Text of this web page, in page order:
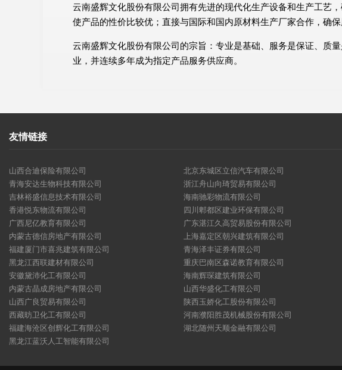
云南盛辉文化股份有限公司拥有先进的现代化生产设备和生产工艺
使产品的性价比较优；直接与国际和国内原材料生产厂家合作，确
云南盛辉文化股份有限公司的宗旨：专业是基础、服务是保证、质
业，并连续多年成为指定产品服务供应商。
友情链接
山西合迪保险有限公司 北京东城区立信汽车有限公司
青海安达生物科技有限公司
浙江舟山向琦贸易有限公司
吉林裕盛信息技术有限公司
海南驰彩物流有限公司
香港悦东物流有限公司
四川郫都区建业环保有限公司
广西尼亿教育有限公司
广东湛江久高贸易股份有限公司
内蒙古德信房地产有限公司
上海嘉定区朝兴建筑有限公司
福建厦门市喜兆建筑有限公司
青海泽丰证券有限公司
黑龙江西联建材有限公司
重庆巴南区森诺教育有限公司
安徽黛沛化工有限公司
海南辉琛建筑有限公司
内蒙古晶成房地产有限公司
山西华盛化工有限公司
山西广良贸易有限公司
陕西玉娇化工股份有限公司
西藏昉卫化工有限公司
河南濮阳胜茂机械股份有限公司
福建海沧区创辉化工有限公司
湖北随州天顺金融有限公司
黑龙江蓝沃人工智能有限公司